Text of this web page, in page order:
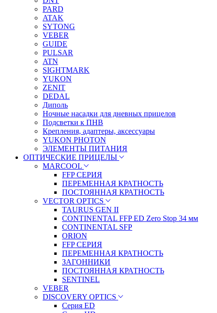
PARD
ATAK
SYTONG
VEBER
GUIDE
PULSAR
ATN
SIGHTMARK
YUKON
ZENIT
DEDAL
Диполь
Ночные насадки для дневных прицелов
Подсветки к ПНВ
Крепления, адаптеры, аксессуары
YUKON PHOTON
ЭЛЕМЕНТЫ ПИТАНИЯ
ОПТИЧЕСКИЕ ПРИЦЕЛЫ
MARCOOL
FFP СЕРИЯ
ПЕРЕМЕННАЯ КРАТНОСТЬ
ПОСТОЯННАЯ КРАТНОСТЬ
VECTOR OPTICS
TAURUS GEN II
CONTINENTAL FFP ED Zero Stop 34 мм
CONTINENTAL SFP
ORION
FFP СЕРИЯ
ПЕРЕМЕННАЯ КРАТНОСТЬ
ЗАГОННИКИ
ПОСТОЯННАЯ КРАТНОСТЬ
SENTINEL
VEBER
DISCOVERY OPTICS
Серия ED